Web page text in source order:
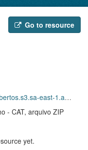
Go to resource
+CAT/D.SDA.PDA.005.CAT.202201.ZIP
- CAT, arquivo ZIP
yet.